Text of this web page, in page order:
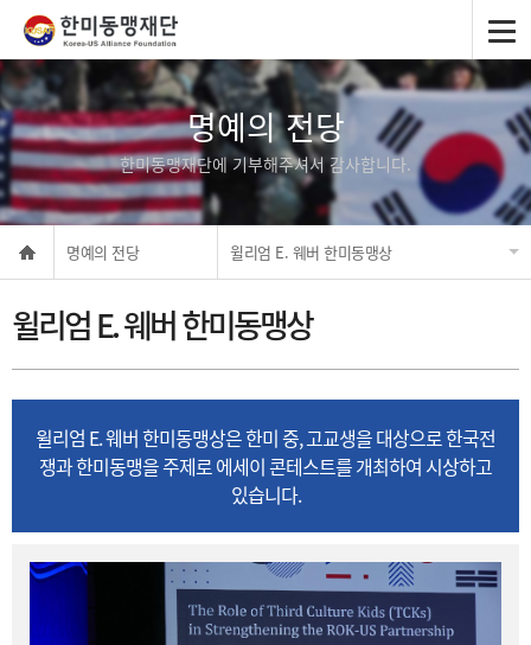
명예의 전당
한미동맹재단에 기부해주셔서 감사합니다.
명예의 전당 윌리엄 E. 웨버 한미동맹상
윌리엄 E. 웨버 한미동맹상
윌리엄 E. 웨버 한미동맹상은 한미 중, 고교생을 대상으로 한국전
쟁과 한미동맹을 주제로 에세이 콘테스트를 개최하여 시상하고
있습니다.